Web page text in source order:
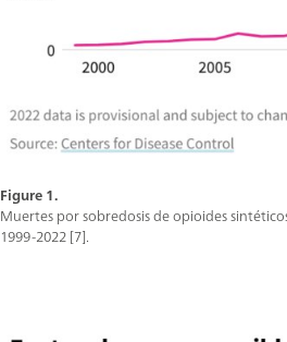
Figure 1.
Muertes por sobredosis de opioides
1999-2022 [7].